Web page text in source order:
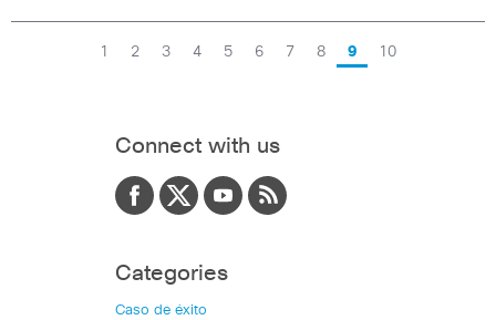
1 2 3 4 5 6 7 8 9 10
Connect with us
Categories
Caso de éxito